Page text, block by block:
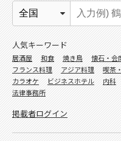
人気キーワード
居酒屋 和食 焼き鳥 懐石・会
フランス料理
アジア料理 喫茶
カラオケ
ビジネスホテル 内科
法律事務所
掲載者ログイン